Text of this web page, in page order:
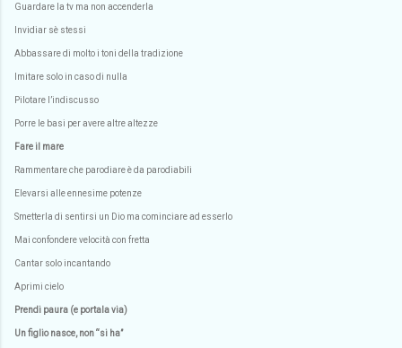
Guardare la tv ma non accenderla
Invidiar sè stessi
Abbassare di molto i toni della tradizione
Imitare solo in caso di nulla
Pilotare l’indiscusso
Porre le basi per avere altre altezze
Fare il mare
Rammentare che parodiare è da parodiabili
Elevarsi alle ennesime potenze
Smetterla di sentirsi un Dio ma cominciare ad esserlo
Mai confondere velocità con fretta
Cantar solo incantando
Aprimi cielo
Prendi paura (e portala via)
Un figlio nasce, non “si ha”